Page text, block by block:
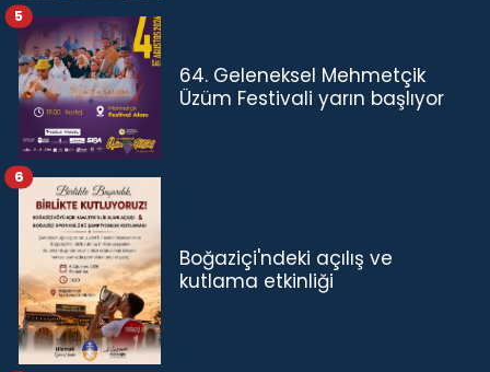
64. Geleneksel Mehmetçik
Üzüm Festivali yarın başlıyor
5
Boğaziçi'ndeki açılış ve
kutlama etkinliği
6